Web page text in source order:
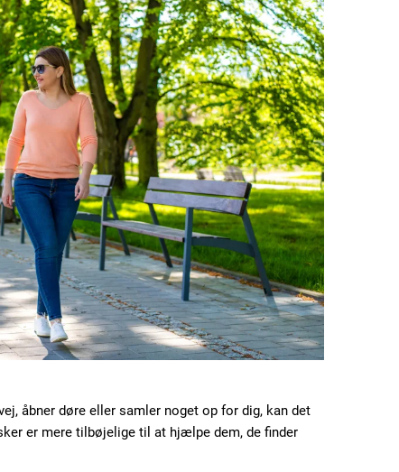
Subscription Plans
Member full access
100DKK
Etiam est nibh, lobortis sit
Praesent euismod ac
Nullam eu erat condimentum
Donec quis est ac felis
åbner døre eller samler noget op for dig, kan det
er mere tilbøjelige til at hjælpe dem, de finder